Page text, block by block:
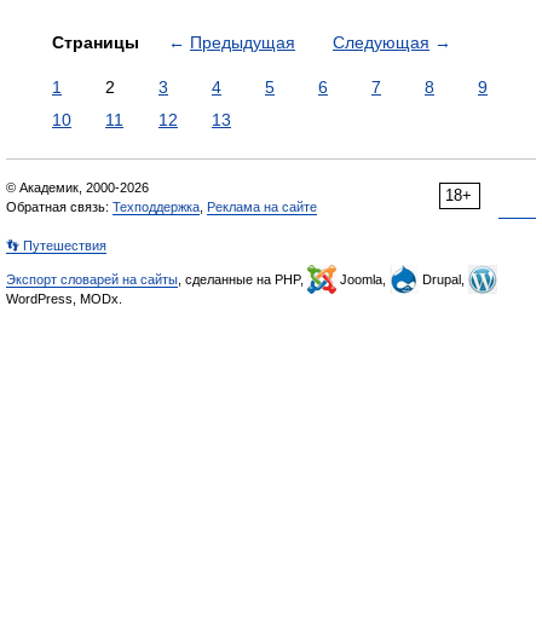
Страницы ← Предыдущая Следующая →
1 2 3 4 5 6 7 8
9
10
11 12 13
18+
© Академик, 2000-2026
Обратная связь: Техподдержка Реклама на сайте
👣 Путешествия
Экспорт словарей на сайты , сделанные на PHP, Joomla,
Drupal,
WordPress, MODx.